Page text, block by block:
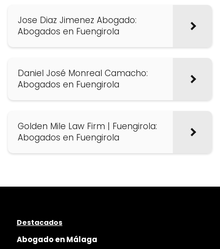
Jose Diaz Jimenez Abogado:
Abogados en Fuengirola
Daniel José Monreal Camacho:
Abogados en Fuengirola
Golden Mile Law Firm | Fuengirola:
Abogados en Fuengirola
Destacados
Abogado en Málaga